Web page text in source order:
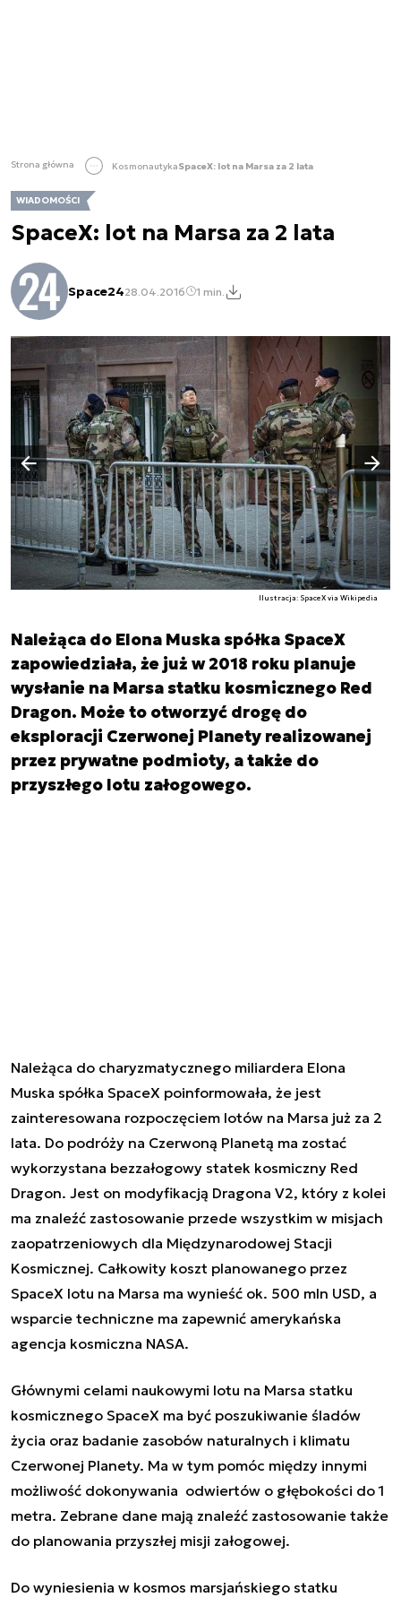
Strona główna KosmonautykaSpaceX: lot na Marsa za 2 lata
WIADOMOŚCI
SpaceX: lot na Marsa za 2 lata
Space2428.04.2016 1 min.
Ilustracja: SpaceX via Wikipedia
Poprzedni slajd
Następny slajd
Należąca do Elona Muska spółka SpaceX
zapowiedziała, że już w 2018 roku planuje
wysłanie na Marsa statku kosmicznego Red
Dragon. Może to otworzyć drogę do
eksploracji Czerwonej Planety realizowanej
przez prywatne podmioty, a także do
przyszłego lotu załogowego.
Należąca do charyzmatycznego miliardera Elona
Muska spółka SpaceX poinformowała, że jest
zainteresowana rozpoczęciem lotów na Marsa już za 2
lata. Do podróży na Czerwoną Planetą ma zostać
wykorzystana bezzałogowy statek kosmiczny Red
Dragon. Jest on modyfikacją Dragona V2, który z kolei
ma znaleźć zastosowanie przede wszystkim w misjach
zaopatrzeniowych dla Międzynarodowej Stacji
Kosmicznej. Całkowity koszt planowanego przez
SpaceX lotu na Marsa ma wynieść ok. 500 mln USD, a
wsparcie techniczne ma zapewnić amerykańska
agencja kosmiczna NASA.
Głównymi celami naukowymi lotu na Marsa statku
kosmicznego SpaceX ma być poszukiwanie śladów
życia oraz badanie zasobów naturalnych i klimatu
Czerwonej Planety. Ma w tym pomóc między innymi
możliwość dokonywania odwiertów o głębokości do 1
metra. Zebrane dane mają znaleźć zastosowanie także
do planowania przyszłej misji załogowej.
Do wyniesienia w kosmos marsjańskiego statku